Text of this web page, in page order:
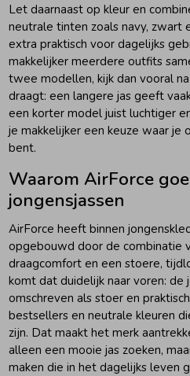
Let daarnaast op kleur en
neutrale tinten zoals navy, zwart
extra praktisch voor dagelijks
makkelijker meerdere outfits
twee modellen, kijk dan vooral
draagt: een langere jas geeft
een korter model juist luchtiger
je makkelijker een keuze waar je
bent.
Waarom AirForce
jongensjassen
AirForce heeft binnen
opgebouwd door de combinatie
draagcomfort en een stoere,
komt dat duidelijk naar voren:
omschreven als stoer en
bestsellers en neutrale kleuren
zijn. Dat maakt het merk
alleen een mooie jas zoeken,
maken die in het dagelijks leven